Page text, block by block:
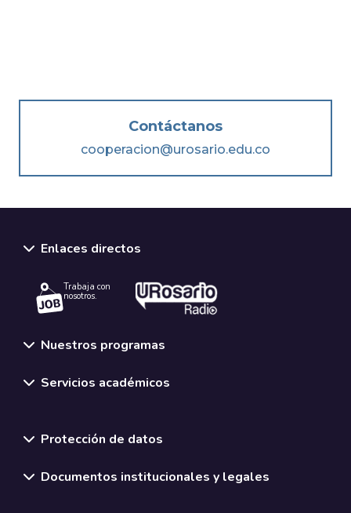
Contáctanos
cooperacion@urosario.edu.co
Enlaces directos
Trabaja con
nosotros.
Nuestros programas
Servicios académicos
Protección de datos
Documentos institucionales y legales